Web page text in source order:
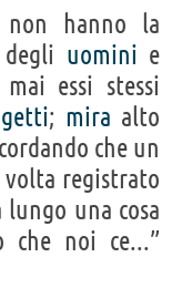
hanno la
uomini e
essi stessi
; mira alto
che un
registrato
una cosa
che noi ce...”